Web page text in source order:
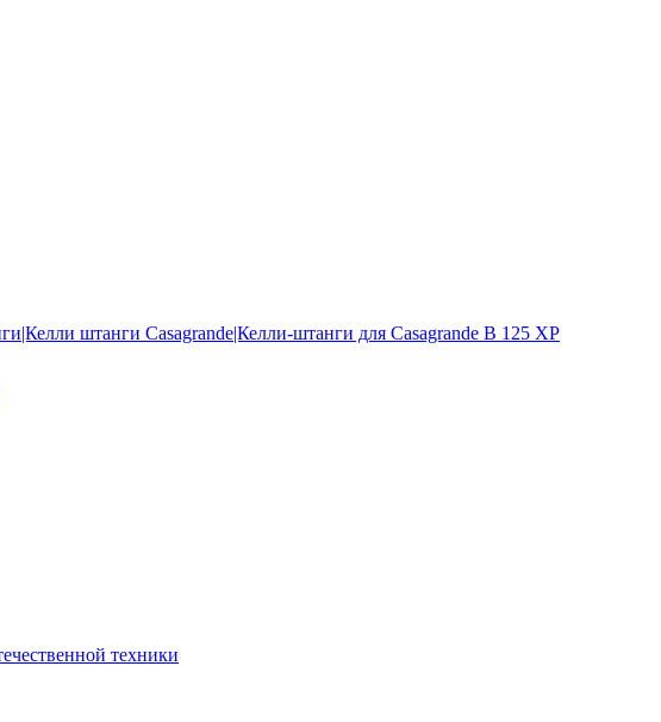
штанги Casagrande|Келли-штанги для Casagrande B 125 XP
техники